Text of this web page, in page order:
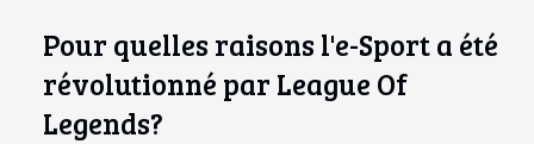
Pour quelles raisons l'e-Sport a été
révolutionné par League Of
Legends?